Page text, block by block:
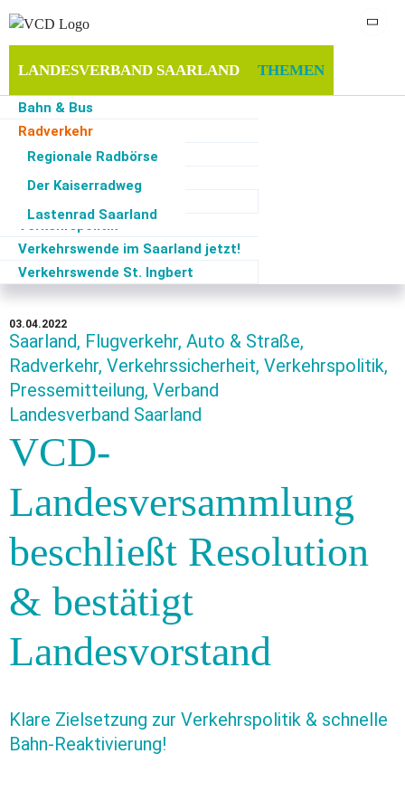
LANDESVERBAND SAARLAND THEMEN
Bahn & Bus
Radverkehr
Regionale Radbörse
Der Kaiserradweg
Lastenrad Saarland
Fußverkehr
Auto & Straße
Verkehrspolitik
Verkehrswende im Saarland jetzt!
Verkehrswende St. Ingbert
bestätigt Landesvorstand
Hier findet ihr viele Beitraäge rund um das Thema Radverkehr im
Saarland.
03.04.2022
Saarland, Flugverkehr, Auto & Straße,
Radverkehr, Verkehrssicherheit, Verkehrspolitik,
Pressemitteilung, Verband
Landesverband Saarland
VCD-
Landesversammlung
beschließt Resolution
& bestätigt
Landesvorstand
Klare Zielsetzung zur Verkehrspolitik & schnelle
Bahn-Reaktivierung!